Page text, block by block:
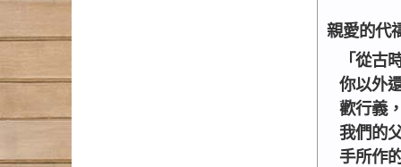
親愛的代
「從
你以外
歡行義
我們的
手所作